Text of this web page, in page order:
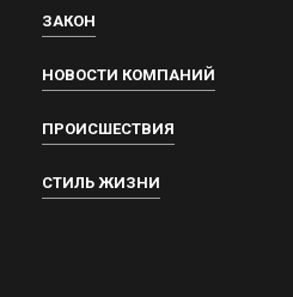
ЗАКОН
НОВОСТИ КОМПАНИЙ
ПРОИСШЕСТВИЯ
СТИЛЬ ЖИЗНИ